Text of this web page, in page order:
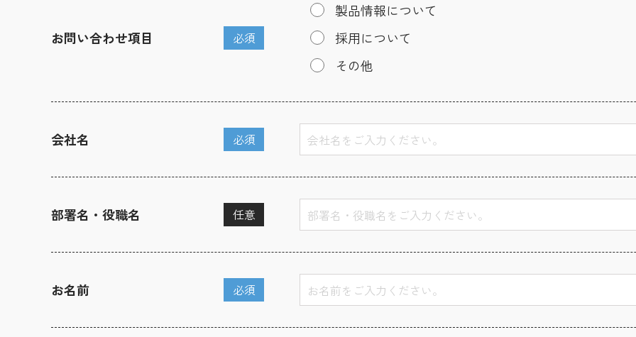
お問い合わせ項目 必須
製品情報について
採用について
その他
会社名 必須
部署名・役職名 任意
お名前 必須